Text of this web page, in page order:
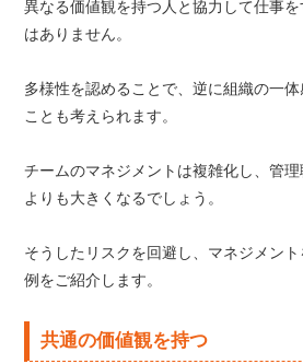
異なる価値観を持つ人と協力して仕事
はありません。
多様性を認めることで、逆に組織の一
ことも考えられます。
チームのマネジメントは複雑化し、管
よりも大きくなるでしょう。
そうしたリスクを回避し、マネジメン
例をご紹介します。
共通の価値観を持つ